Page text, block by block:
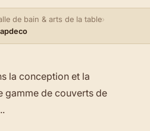
de bain & arts de la table›
la conception et la
gamme de couverts de